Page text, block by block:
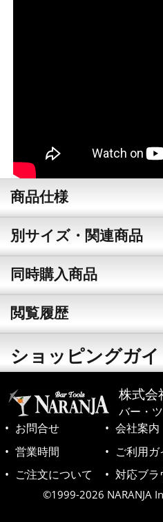
商品仕様
別サイズ・関連商品
同時購入商品
閲覧履歴
ショッピングガイ
株式会
バー・
お問合せ
会社案内
営業時間
ご利用ガ
ご注文について
対応ブラ
©1999-2026 NARANJA